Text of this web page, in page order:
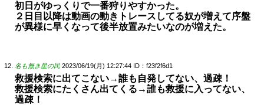
初日がゆっくりで一番狩りやすかった。
２日目以降は動画の動きトレースしてる奴が増えて序盤
が異様に早くなって後半放置みたいなのが増えた。
名も無き星の民 2023/06/19(月) 12:27:44 ID：f23f2f6d1
救援検索に出てこない→誰も自発してない、過疎！
救援検索にたくさん出てくる→誰も救援に入ってない、
過疎！